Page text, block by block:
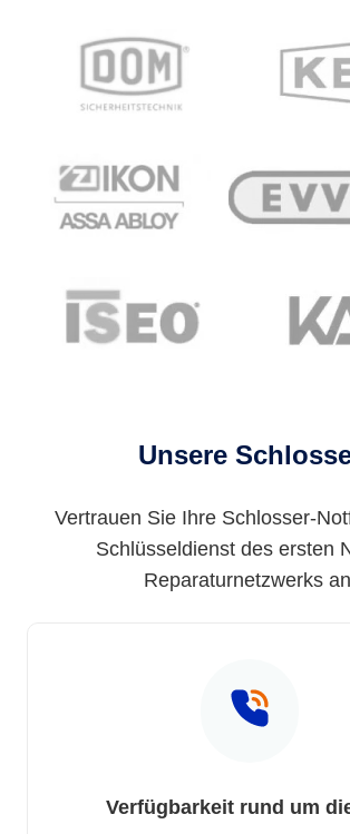
Unsere
Vertrauen Sie Ihre Schlosser-
Schlüsseldienst des ersten
Reparaturnetzwerks
Verfügbarkeit rund um